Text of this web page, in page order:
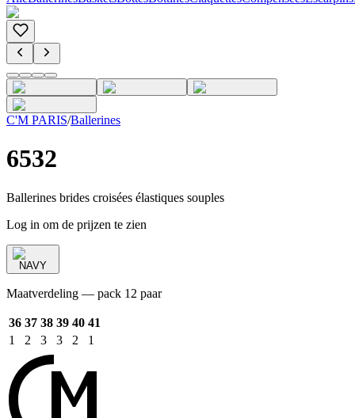
C'M PARIS/Ballerines
6532
Ballerines brides croisées élastiques souples
Log in om de prijzen te zien
NAVY
Maatverdeling — pack 12 paar
36 37 38 39 40 41
1
2 3 3 2 1